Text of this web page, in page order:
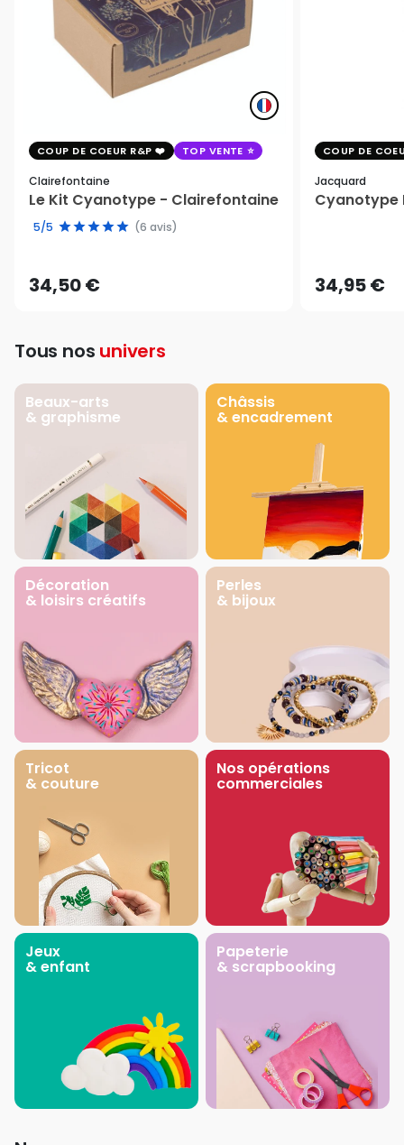
COUP DE COEUR R&P TOP VENTE
Clairefontaine
Le Kit Cyanotype - Clairefontaine
5/5 (6 avis)
34,50 €
COUP DE
Jacquard
Cyanotype
34,95 €
Tous nos univers
Beaux-arts
& graphisme
Châssis
& encadrement
Décoration
& loisirs créatifs
Perles
& bijoux
Tricot
& couture
Nos opérations
commerciales
Jeux
& enfant
Papeterie
& scrapbooking